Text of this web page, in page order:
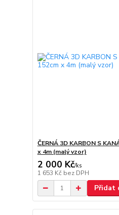
ČERNÁ 3D KARBON S
x 4m (malý vzor)
2 000 Kč/ks
1 653 Kč bez DPH
Přidat